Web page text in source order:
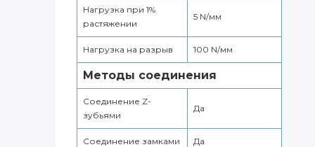
Нагрузка при 1%
растяжении
5 N/мм
Нагрузка на разрыв 100 N/мм
Методы соединения
Соединение Z-
зубьями
Да
Соединение замками Да